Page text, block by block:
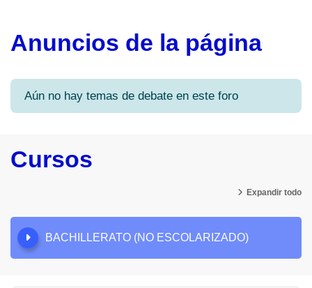
Anuncios de la página
Aún no hay temas de debate en este foro
Cursos
Expandir todo
BACHILLERATO (NO ESCOLARIZADO)